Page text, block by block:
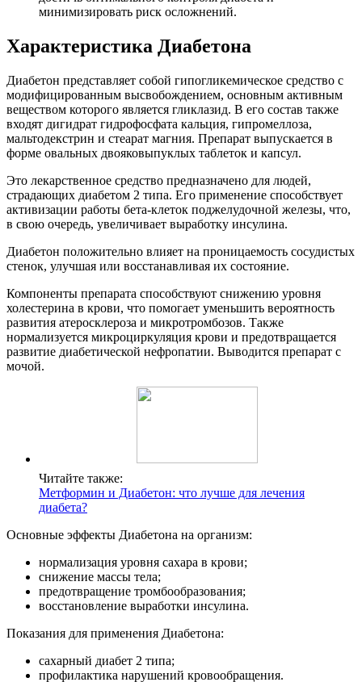
минимизировать риск осложнений.
Характеристика Диабетона
Диабетон представляет собой гипогликемическое средство с
модифицированным высвобождением, основным активным
веществом которого является гликлазид. В его состав также
входят дигидрат гидрофосфата кальция, гипромеллоза,
мальтодекстрин и стеарат магния. Препарат выпускается в
форме овальных двояковыпуклых таблеток и капсул.
Это лекарственное средство предназначено для людей,
страдающих диабетом 2 типа. Его применение способствует
активизации работы бета-клеток поджелудочной железы, что,
в свою очередь, увеличивает выработку инсулина.
Диабетон положительно влияет на проницаемость сосудистых
стенок, улучшая или восстанавливая их состояние.
Компоненты препарата способствуют снижению уровня
холестерина в крови, что помогает уменьшить вероятность
развития атеросклероза и микротромбозов. Также
нормализуется микроциркуляция крови и предотвращается
развитие диабетической нефропатии. Выводится препарат с
мочой.
Читайте также:
Метформин и Диабетон: что лучше для лечения
диабета?
Основные эффекты Диабетона на организм:
нормализация уровня сахара в крови;
снижение массы тела;
предотвращение тромбообразования;
восстановление выработки инсулина.
Показания для применения Диабетона:
сахарный диабет 2 типа;
профилактика нарушений кровообращения.